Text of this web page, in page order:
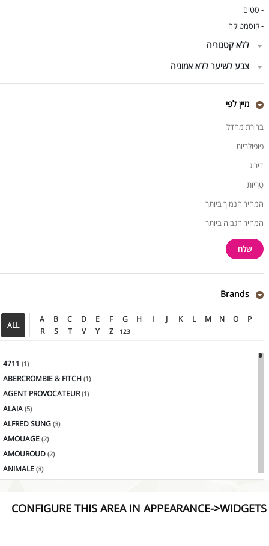
- סטים
-קוסמטיקה
ללא קטגוריה
צבע לשיער ללא אמוניה
מיין לפי
ברירת מחדל
פופולריות
דירוג
טְרִיוּת
המחיר הנמוך ביותר
המחיר הגבוה ביותר
Brands
ALL
A B C D E F G H I J K L M N O
P
R
S T V Y Z 123
4711 (1)
ABERCROMBIE & FITCH (1)
AGENT PROVOCATEUR(1)
ALAIA (5)
ALFRED SUNG (3)
AMOUAGE (2)
AMOUROUD (2)
ANIMALE (3)
AQUOLINA (1)
CONFIGURE THIS AREA IN APPEARANCE->WIDGETS